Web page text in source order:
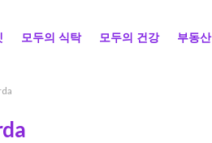
모두의 식탁 모두의 건강 부동산